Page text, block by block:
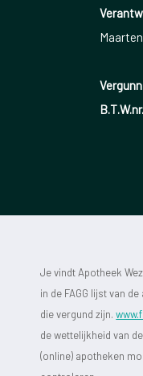
Je vindt Apotheek
in de FAGG lijst van
die vergund zijn.
de wettelijkheid van
(online) apotheken